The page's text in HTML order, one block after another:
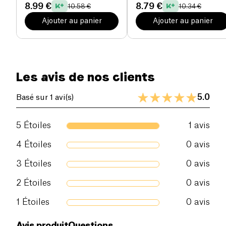
8.99 € 10.58 €
Ajouter au panier
8.79 € 10.34 €
Ajouter au panier
Les avis de nos clients
Basé sur 1 avi(s) 5.0
5 Étoiles 1 avis
4 Étoiles 0 avis
3 Étoiles 0 avis
2 Étoiles 0 avis
1 Étoiles 0 avis